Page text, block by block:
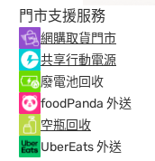
門市支援服務
網購取貨門市
共享行動電源
廢電池回收
foodPanda 外送
空瓶回收
UberEats 外送